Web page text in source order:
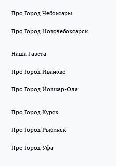
Про Город Чебоксары
Про Город Новочебоксарск
Наша Газета
Про Город Иваново
Про Город Йошкар-Ола
Про Город Курск
Про Город Рыбинск
Про Город Уфа